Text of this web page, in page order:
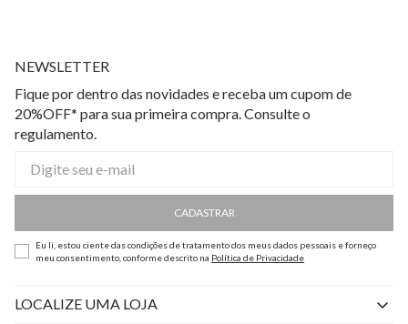
NEWSLETTER
Fique por dentro das novidades e receba um cupom de
20%OFF* para sua primeira compra. Consulte o
regulamento.
CADASTRAR
Eu li, estou ciente das condições de tratamento dos meus dados pessoais e forneço
meu consentimento, conforme descrito na Política de Privacidade
LOCALIZE UMA LOJA